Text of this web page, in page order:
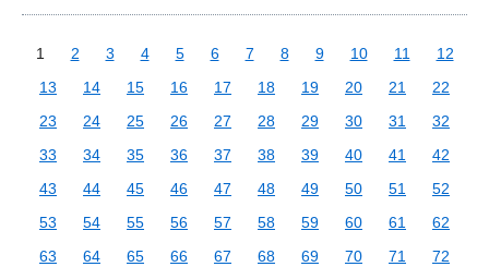
1 2 3 4 5 6 7 8 9 10 11
12
13
14 15 16 17 18 19 20 21
22
23
24 25 26 27 28 29 30 31
32
33
34 35 36 37 38 39 40 41
42
43
44 45 46 47 48 49 50 51
52
53
54 55 56 57 58 59 60 61
62
63
64 65 66 67 68 69 70 71
72